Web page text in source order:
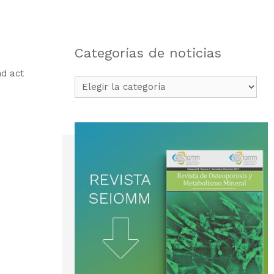
act
Categorías de noticias
Categorías
de